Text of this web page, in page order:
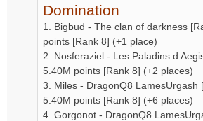
Domination
1. Bigbud - The clan of darkness
points [Rank 8] (+1 place)
2. Nosferaziel - Les Paladins d
5.40M points [Rank 8] (+2 places)
3. Miles - DragonQ8 LamesUrgash
5.40M points [Rank 8] (+6 places)
4. Gorgonot - DragonQ8